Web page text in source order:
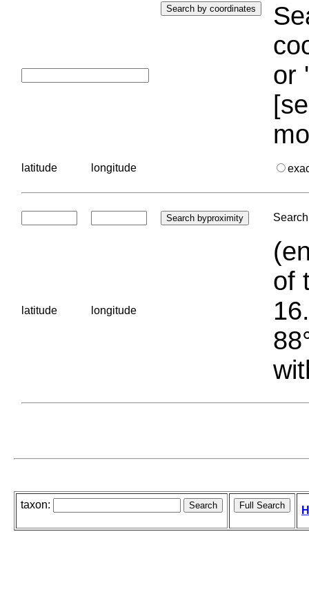
or
latitude longitude
latitude longitude
of
taxon: